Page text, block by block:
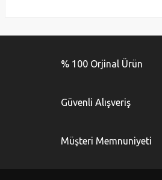
Görüş ve önerileriniz için teşekkür
Ürün resmi kalitesiz, bozuk veya
% 100 Orjinal Ürün
Güvenli Alışveriş
Müşteri Memnuniyeti